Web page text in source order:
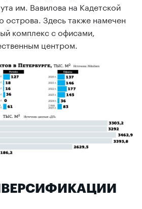
им. Вавилова на Кадетской
острова. Здесь также намечен
комплекс с офисами,
центром.